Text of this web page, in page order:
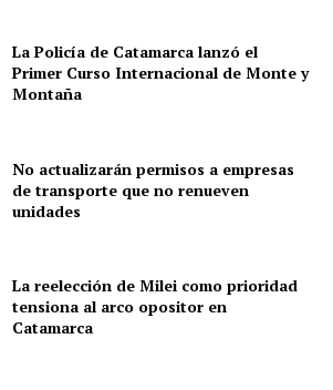
La Policía de Catamarca lanzó el
Primer Curso Internacional de Monte y
Montaña
No actualizarán permisos a empresas
de transporte que no renueven
unidades
La reelección de Milei como prioridad
tensiona al arco opositor en
Catamarca